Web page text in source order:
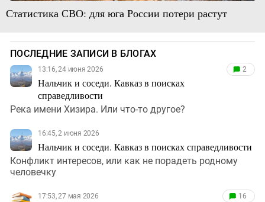
Статистика СВО: для юга России потери растут
ПОСЛЕДНИЕ ЗАПИСИ В БЛОГАХ
13:16, 24 июня 2026
Нальчик и соседи. Кавказ в поисках
справедливости
2
Река имени Хизира. Или что-то другое?
16:45, 2 июня 2026
Нальчик и соседи. Кавказ в поисках справедливости
Конфликт интересов, или как не порадеть родному
человечку
17:53, 27 мая 2026 16